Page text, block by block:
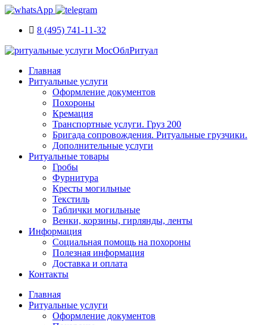
8 (495) 741-11-32
Главная
Ритуальные услуги
Оформление документов
Похороны
Кремация
Транспортные услуги. Груз 200
Бригада сопровождения. Ритуальные грузчики.
Дополнительные услуги
Ритуальные товары
Гробы
Фурнитура
Кресты могильные
Текстиль
Таблички могильные
Венки, корзины, гирлянды, ленты
Информация
Социальная помощь на похороны
Полезная информация
Доставка и оплата
Контакты
Главная
Ритуальные услуги
Оформление документов